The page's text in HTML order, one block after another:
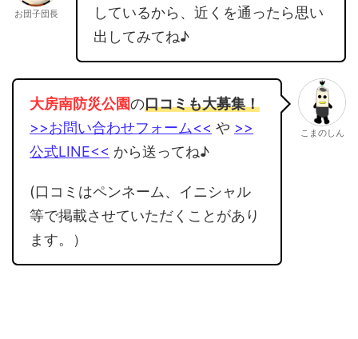
お団子団長
しているから、近くを通ったら思い
出してみてね♪
大房南防災公園の口コミも大募集！
>>お問い合わせフォーム<< や >>
公式LINE<< から送ってね♪
(口コミはペンネーム、イニシャル
等で掲載させていただくことがあり
ます。）
こまのしん